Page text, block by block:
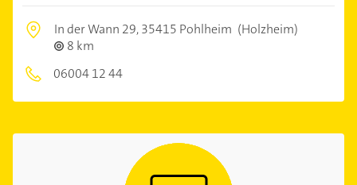
In der Wann 29,35415 Pohlheim (Holzheim)
8 km
06004 12 44